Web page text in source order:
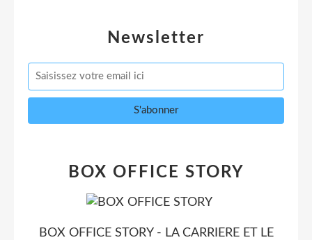
Newsletter
BOX OFFICE STORY
BOX OFFICE STORY - LA CARRIERE ET LE